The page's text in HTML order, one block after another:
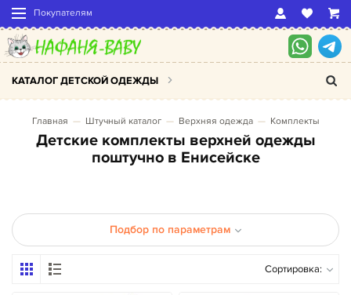
Покупателям
КАТАЛОГ ДЕТСКОЙ ОДЕЖДЫ
Главная Штучный каталог Верхняя одежда Комплекты
Детские комплекты верхней одежды
поштучно в Енисейске
Подбор по параметрам
Сортировка: